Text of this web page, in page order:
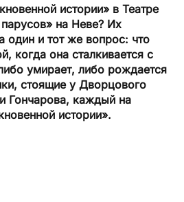
истории» в Театре
на Неве? Их
один и тот же вопрос: что
когда она сталкивается с
умирает, либо рождается
стоящие у Дворцового
Гончарова, каждый на
истории».